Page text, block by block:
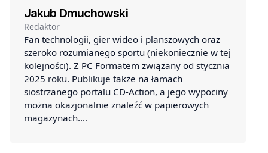
Jakub Dmuchowski
Redaktor
Fan technologii, gier wideo i planszowych oraz
szeroko rozumianego sportu (niekoniecznie w tej
kolejności). Z PC Formatem związany od stycznia
2025 roku. Publikuje także na łamach
siostrzanego portalu CD-Action, a jego wypociny
można okazjonalnie znaleźć w papierowych
magazynach.…